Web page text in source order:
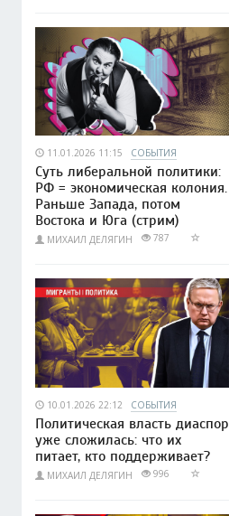
11.01.2026 11:15 СОБЫТИЯ
Суть либеральной политики:
РФ = экономическая колония.
Раньше Запада, потом
Востока и Юга (стрим)
МИХАИЛ ДЕЛЯГИН 787
10.01.2026 22:12 СОБЫТИЯ
Политическая власть диаспор
уже сложилась: что их
питает, кто поддерживает?
МИХАИЛ ДЕЛЯГИН 996